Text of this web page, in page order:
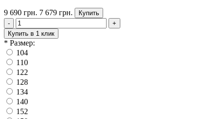
9 690 грн. 7 679 грн.
Купить
-
+
Купить в 1 клик
* Размер:
104
110
122
128
134
140
152